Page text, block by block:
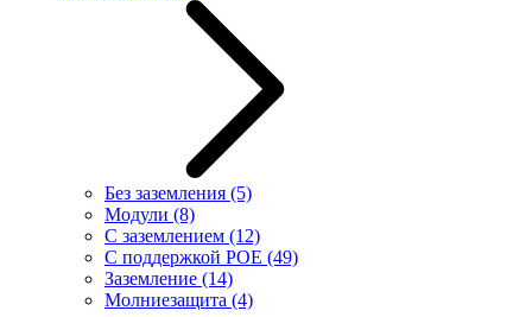
Без заземления (5)
Модули (8)
С заземлением (12)
С поддержкой POE (49)
Заземление (14)
Молниезащита (4)